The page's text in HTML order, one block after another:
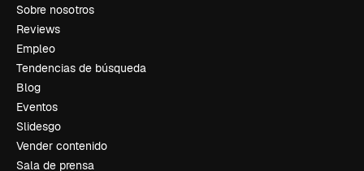
Sobre nosotros
Reviews
Empleo
Tendencias de búsqueda
Blog
Eventos
Slidesgo
Vender contenido
Sala de prensa